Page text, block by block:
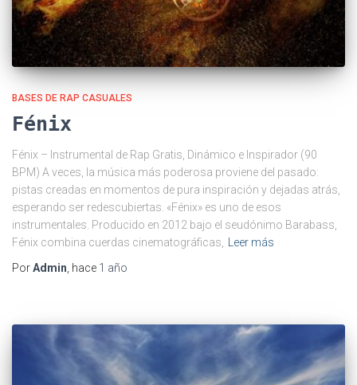
BASES DE RAP CASUALES
Fénix
Fénix – Instrumental de Rap Gratis, Dinámico e Inspirador (90
BPM) A veces, la música más poderosa proviene del pasado:
pistas creadas en momentos de pura inspiración y dejadas atrás,
esperando ser redescubiertas. «Fénix» es uno de esos
instrumentales. Producido en 2012 bajo el seudónimo Barabass,
Fénix combina cuerdas cinematográficas,
Leer más
PorAdmin , hace 1 año